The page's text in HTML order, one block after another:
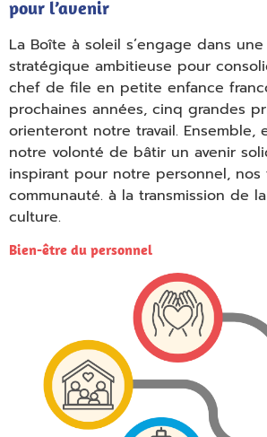
pour l’avenirEmpty
La Boîte à soleil s’engage dans
stratégique ambitieuse pour
chef de file en petite enfance
prochaines années, cinq grandes
orienteront notre travail. Ensemble,
notre volonté de bâtir un avenir
inspirant pour notre personnel,
communauté. à la transmission de
culture.
Bien-être du personnelEmpty